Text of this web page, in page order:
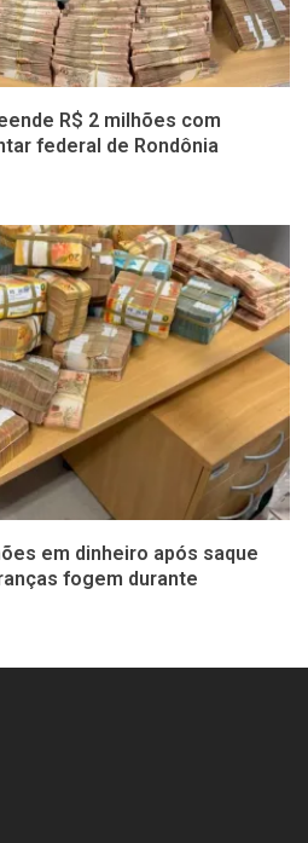
R$ 2 milhões com
federal de Rondônia
em dinheiro após saque
fogem durante